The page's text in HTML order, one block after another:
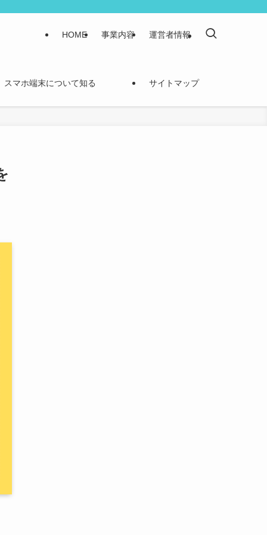
HOME 事業内容 運営者情報
スマホ端末について知る サイトマップ